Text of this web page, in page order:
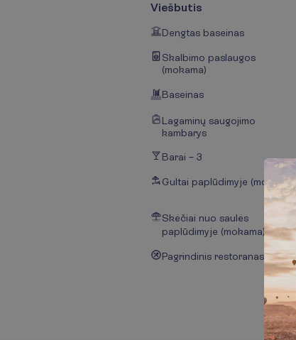
Viešbutis
Dengtas baseinas
Skalbimo paslaugos
(mokama)
Baseinas
Lagaminų saugojimo
kambarys
Barai – 3
Gultai paplūdimyje (mokama)
Skėčiai nuo saulės
paplūdimyje (mokama)
Pagrindinis restoranas